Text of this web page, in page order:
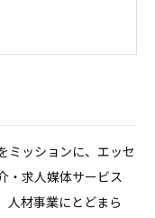
ミッションに、エッセ
・求人媒体サービス
人材事業にとどまら